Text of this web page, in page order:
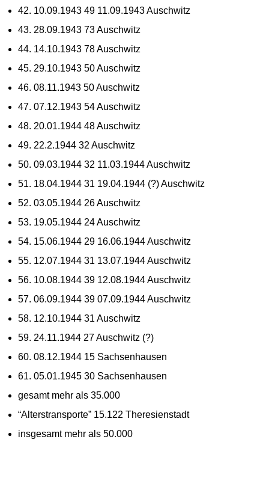
42. 10.09.1943 49 11.09.1943 Auschwitz
43. 28.09.1943 73 Auschwitz
44. 14.10.1943 78 Auschwitz
45. 29.10.1943 50 Auschwitz
46. 08.11.1943 50 Auschwitz
47. 07.12.1943 54 Auschwitz
48. 20.01.1944 48 Auschwitz
49. 22.2.1944 32 Auschwitz
50. 09.03.1944 32 11.03.1944 Auschwitz
51. 18.04.1944 31 19.04.1944 (?) Auschwitz
52. 03.05.1944 26 Auschwitz
53. 19.05.1944 24 Auschwitz
54. 15.06.1944 29 16.06.1944 Auschwitz
55. 12.07.1944 31 13.07.1944 Auschwitz
56. 10.08.1944 39 12.08.1944 Auschwitz
57. 06.09.1944 39 07.09.1944 Auschwitz
58. 12.10.1944 31 Auschwitz
59. 24.11.1944 27 Auschwitz (?)
60. 08.12.1944 15 Sachsenhausen
61. 05.01.1945 30 Sachsenhausen
gesamt mehr als 35.000
“Alterstransporte” 15.122 Theresienstadt
insgesamt mehr als 50.000